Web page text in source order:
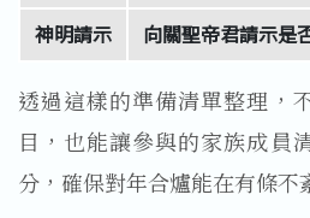
神明請示
向關聖帝君請示是
透過這樣的準備清單整理，
目，也能讓參與的家族成員
分，確保對年合爐能在有條不